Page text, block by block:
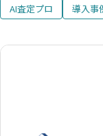
AI査定プロ 導入事